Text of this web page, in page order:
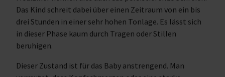
Das Kind schreit dabei über einen Zeitraum von ein bis
drei Stunden in einer sehr hohen Tonlage. Es lässt sich
in dieser Phase kaum durch Tragen oder Stillen
beruhigen.
Dieser Zustand ist für das Baby anstrengend. Man